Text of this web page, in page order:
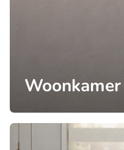
Woonkamer